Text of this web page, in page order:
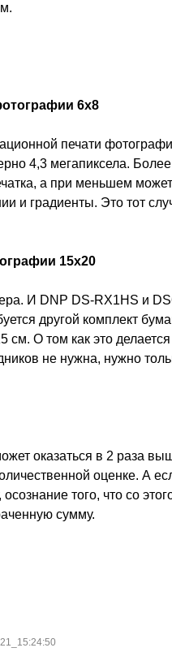
6x8
печати
4,3 мегапиксела.
а при меньшем
и градиенты. Это тот
15х20
И DNP DS-RX1HS и
другой комплект
см. О том как это
не нужна, нужно
оказаться в 2 раза
оценке. А
того, что со
сумму.